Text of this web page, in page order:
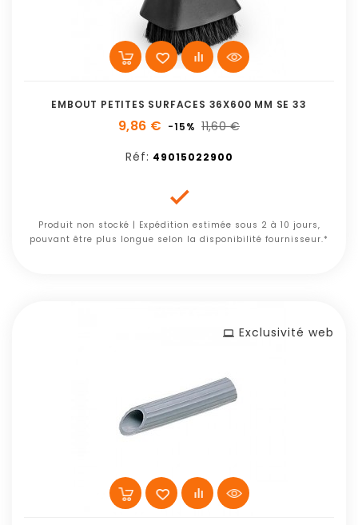
EMBOUT PETITES SURFACES 36X600 MM SE 33
9,86 € -15% 11,60 €
Réf: 49015022900

Produit non stocké | Expédition estimée sous 2 à 10 jours,
pouvant être plus longue selon la disponibilité fournisseur.*
Exclusivité web